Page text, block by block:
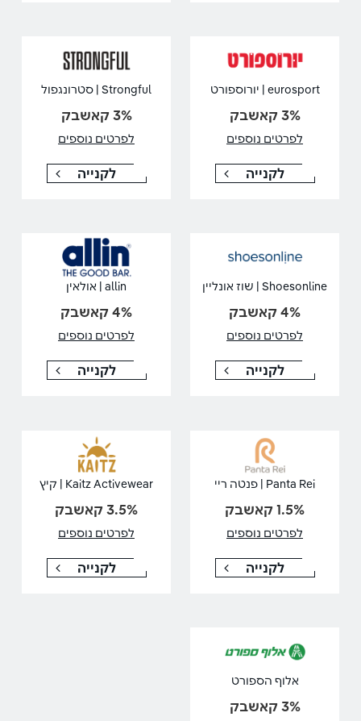
eurosport | יורוספורט
3% קאשבק
לפרטים נוספים
לקנייה
Strongful | סטרונגפול
3% קאשבק
לפרטים נוספים
לקנייה
Shoesonline | שוז אונליין
4% קאשבק
לפרטים נוספים
לקנייה
allin | אולאין
4% קאשבק
לפרטים נוספים
לקנייה
Panta Rei | פנטה ריי
1.5% קאשבק
לפרטים נוספים
לקנייה
Kaitz Activewear | קיץ
3.5% קאשבק
לפרטים נוספים
לקנייה
אלוף הספורט
3% קאשבק